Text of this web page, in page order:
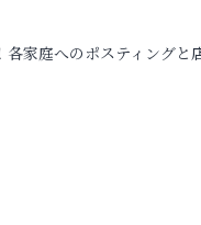
家庭へのポスティングと